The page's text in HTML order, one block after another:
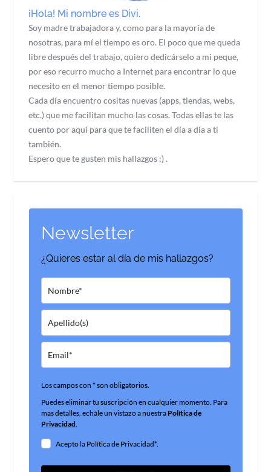
¡Hola! Mi nombre es Divi.
Soy madre trabajadora y, como para la mayoría de
nosotras, para mí el tiempo es oro. El poco que me queda
libre después del trabajo, quiero dedicárselo a mi peque,
por eso recurro mucho a Internet para encontrar lo que
necesito en el menor tiempo posible.
Cada día encuentro cositas nuevas (apps, tiendas, webs,
etc.) que me facilitan mucho las cosas. Todas ellas te las
cuento por aquí para que te faciliten el día a día a ti
también.
Espero que te gusten mis hallazgos :) .
Newsletter
¿Quieres estar al día de mis hallazgos?
Los campos con * son obligatorios.
Puedes eliminar tu suscripción en cualquier momento. Para
mas detalles, echále un vistazo a nuestraPolítica de
Privacidad.
Acepto la Política de Privacidad*.